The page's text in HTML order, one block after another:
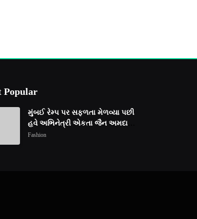
Popular
મુંબઈ રેમ્પ પર સફળતા મેળવ્યા પછી
હવે અભિનેત્રી એકતા જૈન અમદાવાદ
ફેશન વીકમાં પોતાની પ્રતિભા
Fashion